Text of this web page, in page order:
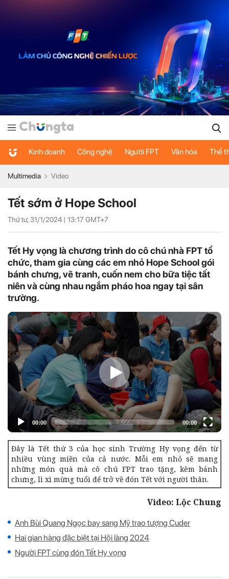
Kinh doanh Công nghệ Người FPT Văn hóa Thể
Multimedia Video
Tết sớm ở Hope School
Thứ tư, 31/1/2024 | 13:17 GMT+7
Tết Hy vọng là chương trình do cô chú nhà FPT tổ
chức, tham gia cùng các em nhỏ Hope School gói
bánh chưng, vẽ tranh, cuốn nem cho bữa tiệc tất
niên và cùng nhau ngắm pháo hoa ngay tại sân
trường.
Đây là Tết thứ 3 của học sinh Trường Hy vọng đến từ
nhiều vùng miền của cả nước. Mỗi em nhỏ sẽ mang
những món quà mà cô chú FPT trao tặng, kèm bánh
chưng, lì xì mừng tuổi để trở về đón Tết với người thân.
Video: Lộc Chung
Anh Bùi Quang Ngọc bay sang Mỹ trao tượng Cuder
Hai gian hàng đặc biệt tại Hội làng 2024
Người FPT cùng đón Tết Hy vọng